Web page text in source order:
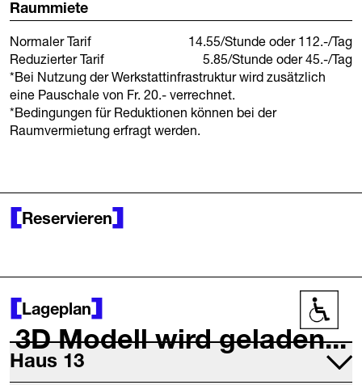
Raummiete
Normaler Tarif
14.55/Stunde oder 112.-/Tag
Reduzierter Tarif
5.85/Stunde oder 45.-/Tag
*Bei Nutzung der Werkstattinfrastruktur wird zusätzlich
eine Pauschale von Fr. 20.- verrechnet.
*Bedingungen für Reduktionen können bei der
Raumvermietung erfragt werden.
Reservieren
Lageplan
Haus 13
3D Modell wird geladen...